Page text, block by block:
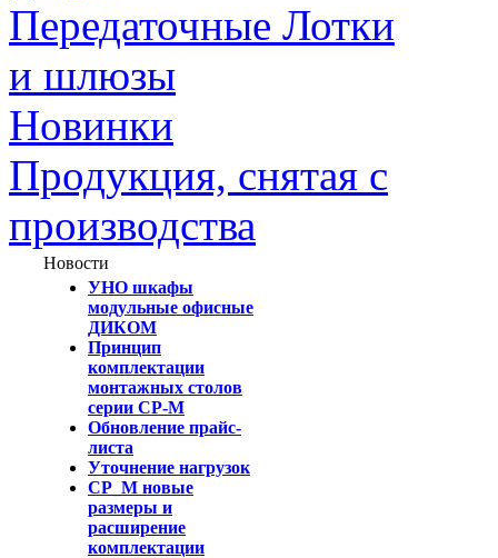
Передаточные Лотки
и шлюзы
Новинки
Продукция, снятая с
производства
Новости
УНО шкафы
модульные офисные
ДИКОМ
Принцип
комплектации
монтажных столов
серии СР-М
Обновление прайс-
листа
Уточнение нагрузок
СР_М новые
размеры и
расширение
комплектации